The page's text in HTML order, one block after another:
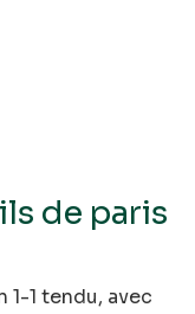
de paris
1-1 tendu, avec